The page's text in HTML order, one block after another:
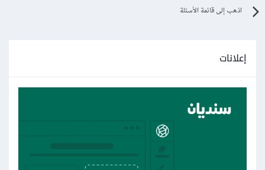
اذهب إلى قائمة الأسئلة
إعلانات